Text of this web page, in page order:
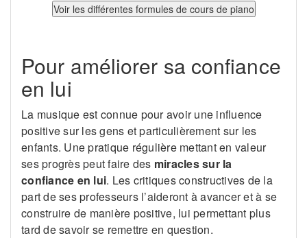
Pour améliorer sa confiance
en lui
La musique est connue pour avoir une influence
positive sur les gens et particulièrement sur les
enfants. Une pratique régulière mettant en valeur
ses progrès peut faire des miracles sur la
confiance en lui. Les critiques constructives de la
part de ses professeurs l’aideront à avancer et à se
construire de manière positive, lui permettant plus
tard de savoir se remettre en question.